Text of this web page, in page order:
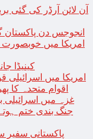
آن لائن آرڈر کی گئی
انجوجس دن پاکستان
کینیڈا
امریکا میں
اقوام متحدہ کا
غزہ میں اسرائیلی بمباری
جنگ بندی ختم
پاکستانی سفیر